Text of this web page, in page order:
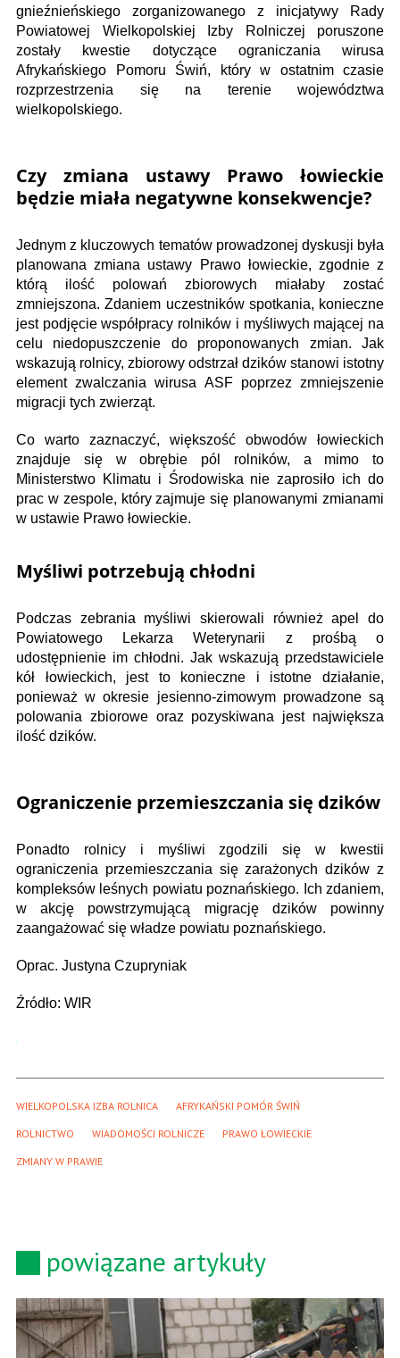
gnieźnieńskiego zorganizowanego z inicjatywy Rady
Powiatowej Wielkopolskiej Izby Rolniczej poruszone
zostały kwestie dotyczące ograniczania wirusa
Afrykańskiego Pomoru Świń, który w ostatnim czasie
rozprzestrzenia się na terenie województwa
wielkopolskiego.
Czy zmiana ustawy Prawo łowieckie
będzie miała negatywne konsekwencje?
Jednym z kluczowych tematów prowadzonej dyskusji była
planowana zmiana ustawy Prawo łowieckie, zgodnie z
którą ilość polowań zbiorowych miałaby zostać
zmniejszona. Zdaniem uczestników spotkania, konieczne
jest podjęcie współpracy rolników i myśliwych mającej na
celu niedopuszczenie do proponowanych zmian. Jak
wskazują rolnicy, zbiorowy odstrzał dzików stanowi istotny
element zwalczania wirusa ASF poprzez zmniejszenie
migracji tych zwierząt.
Co warto zaznaczyć, większość obwodów łowieckich
znajduje się w obrębie pól rolników, a mimo to
Ministerstwo Klimatu i Środowiska nie zaprosiło ich do
prac w zespole, który zajmuje się planowanymi zmianami
w ustawie Prawo łowieckie.
Myśliwi potrzebują chłodni
Podczas zebrania myśliwi skierowali również apel do
Powiatowego Lekarza Weterynarii z prośbą o
udostępnienie im chłodni. Jak wskazują przedstawiciele
kół łowieckich, jest to konieczne i istotne działanie,
ponieważ w okresie jesienno-zimowym prowadzone są
polowania zbiorowe oraz pozyskiwana jest największa
ilość dzików.
Ograniczenie przemieszczania się dzików
Ponadto rolnicy i myśliwi zgodzili się w kwestii
ograniczenia przemieszczania się zarażonych dzików z
kompleksów leśnych powiatu poznańskiego. Ich zdaniem,
w akcję powstrzymującą migrację dzików powinny
zaangażować się władze powiatu poznańskiego.
Oprac. Justyna Czupryniak
Źródło: WIR
WIELKOPOLSKA IZBA ROLNICA AFRYKAŃSKI POMÓR ŚWIŃ
ROLNICTWO WIADOMOŚCI ROLNICZE PRAWO ŁOWIECKIE
ZMIANY W PRAWIE
powiązane artykuły